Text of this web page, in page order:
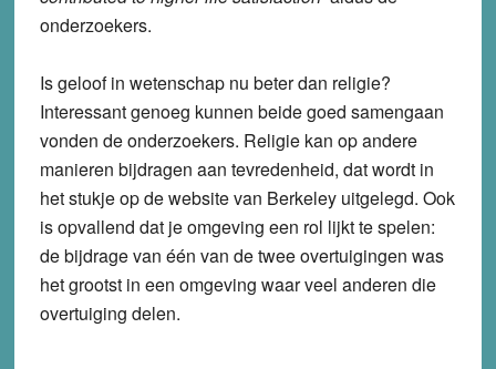
onderzoekers.
Is geloof in wetenschap nu beter dan religie?
Interessant genoeg kunnen beide goed samengaan
vonden de onderzoekers. Religie kan op andere
manieren bijdragen aan tevredenheid, dat wordt in
het stukje op de website van Berkeley uitgelegd. Ook
is opvallend dat je omgeving een rol lijkt te spelen:
de bijdrage van één van de twee overtuigingen was
het grootst in een omgeving waar veel anderen die
overtuiging delen.